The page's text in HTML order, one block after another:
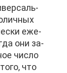
еже­
они за­
чис­ло
что